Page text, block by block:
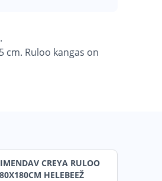
cm. Ruloo kangas on
CREYA RULOO
HELEBEEŽ